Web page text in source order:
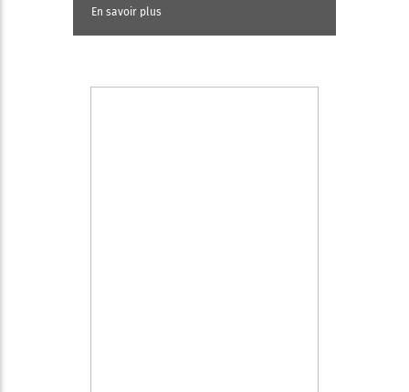
En savoir plus